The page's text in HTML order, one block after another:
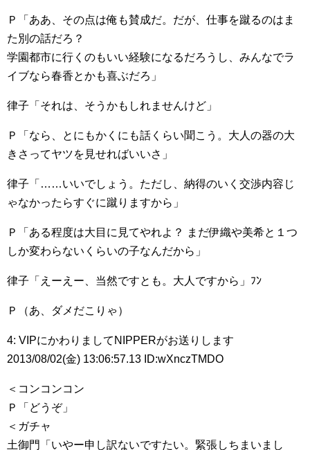
Ｐ「ああ、その点は俺も賛成だ。だが、仕事を蹴るのはま
た別の話だろ？
学園都市に行くのもいい経験になるだろうし、みんなでラ
イブなら春香とかも喜ぶだろ」
律子「それは、そうかもしれませんけど」
Ｐ「なら、とにもかくにも話くらい聞こう。大人の器の大
きさってヤツを見せればいいさ」
律子「……いいでしょう。ただし、納得のいく交渉内容じ
ゃなかったらすぐに蹴りますから」
Ｐ「ある程度は大目に見てやれよ？ まだ伊織や美希と１つ
しか変わらないくらいの子なんだから」
律子「えーえー、当然ですとも。大人ですから」ﾌﾝ
Ｐ（あ、ダメだこりゃ）
4: VIPにかわりましてNIPPERがお送りします
2013/08/02(金) 13:06:57.13 ID:wXnczTMDO
＜コンコンコン
Ｐ「どうぞ」
＜ガチャ
土御門「いやー申し訳ないですたい。緊張しちまいまし